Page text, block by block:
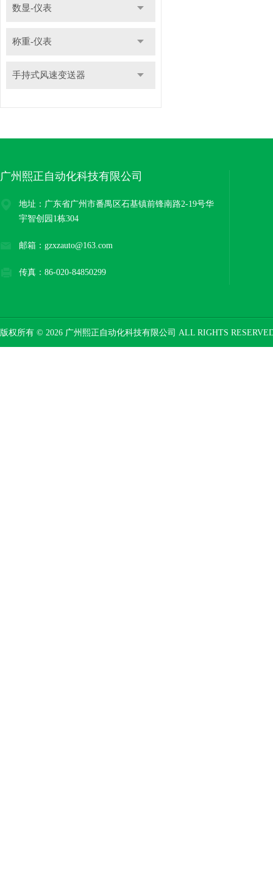
数显-仪表
称重-仪表
手持式风速变送器
广州熙正自动化科技有限公司
地址：广东省广州市番禺区石基镇前锋南路2-19号华
宇智创园1栋304
邮箱：gzxzauto@163.com
传真：86-020-84850299
版权所有 © 2026 广州熙正自动化科技有限公司 ALL RIGHTS